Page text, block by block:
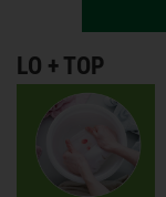
LO + TOP